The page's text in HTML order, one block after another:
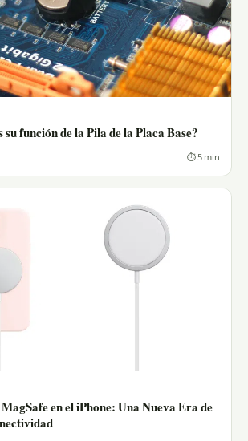
su función de la Pila de la Placa Base?
⏱ 5 min
MagSafe en el iPhone: Una Nueva Era de